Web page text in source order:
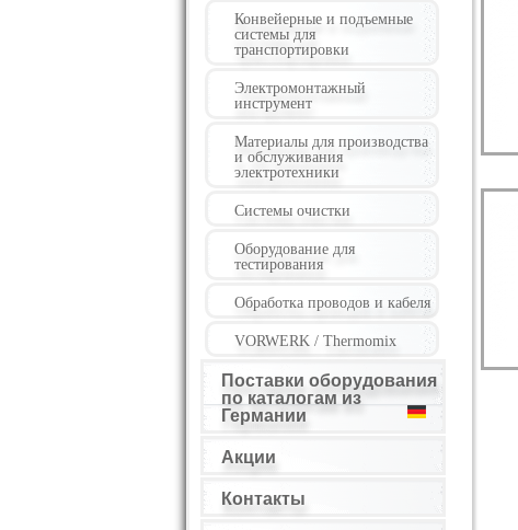
Конвейерные и подъемные
системы для
транспортировки
Электромонтажный
инструмент
Материалы для производства
и обслуживания
электротехники
Системы очистки
Оборудование для
тестирования
Обработка проводов и кабеля
VORWERK / Thermomix
Поставки оборудования
по каталогам из
Германии
Акции
Контакты